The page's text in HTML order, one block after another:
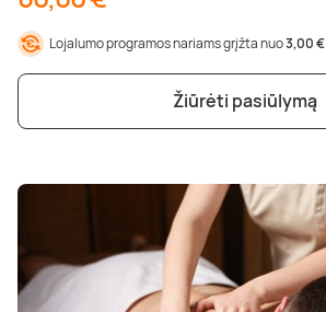
Lojalumo programos nariams grįžta nuo3,00 €
Žiūrėti pasiūlymą